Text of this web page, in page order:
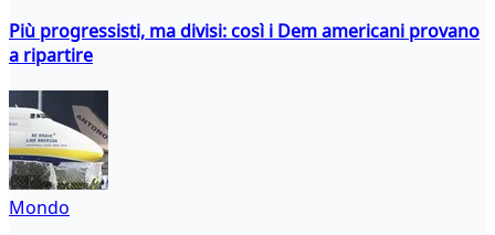
Più progressisti, ma divisi: così i Dem americani provano
a ripartire
Mondo